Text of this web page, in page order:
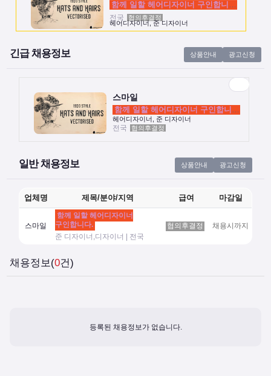
함께 일할 헤어디자이너 구인합니다.
헤어디자이너, 준 디자이너
전국 협의후결정
긴급 채용정보 상품안내 광고신청
스마일
함께 일할 헤어디자이너 구인합니다.
헤어디자이너, 준 디자이너
전국
협의후결정
일반 채용정보 상품안내 광고신청
업체명 제목/분야/지역 급여 마감일
스마일
함께 일할 헤어디자이너
구인합니다.
준 디자이너,디자이너 | 전국
협의후결정 채용시까지
채용정보(0건)
등록된 채용정보가 없습니다.